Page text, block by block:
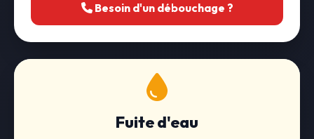
Besoin d'un débouchage ?
Fuite d'eau